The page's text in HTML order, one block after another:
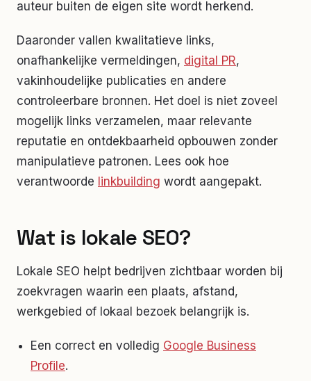
auteur buiten de eigen site wordt herkend.
Daaronder vallen kwalitatieve links,
onafhankelijke vermeldingen, digital PR,
vakinhoudelijke publicaties en andere
controleerbare bronnen. Het doel is niet zoveel
mogelijk links verzamelen, maar relevante
reputatie en ontdekbaarheid opbouwen zonder
manipulatieve patronen. Lees ook hoe
verantwoorde linkbuilding wordt aangepakt.
Wat is lokale SEO?
Lokale SEO helpt bedrijven zichtbaar worden bij
zoekvragen waarin een plaats, afstand,
werkgebied of lokaal bezoek belangrijk is.
Een correct en volledig Google Business
Profile.